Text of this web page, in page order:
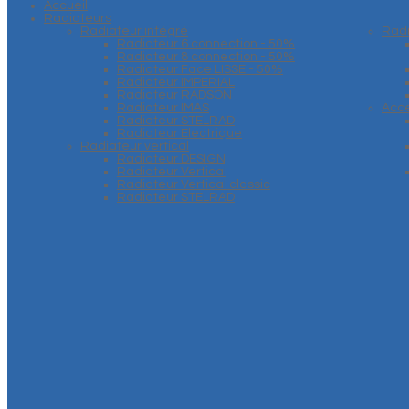
Accueil
Radiateurs
Radiateur intégré
Radiateur 6 connection - 50%
Radiateur 8 connection - 50%
Radiateur Face LISSE - 50%
Radiateur IMPERIAL
Radiateur RADSON
Radiateur IMAS
Radiateur STELRAD
Radiateur Electrique
Radiateur vertical
Radiateur DESIGN
Radiateur Vertical
Radiateur Vertical classic
Radiateur STELRAD